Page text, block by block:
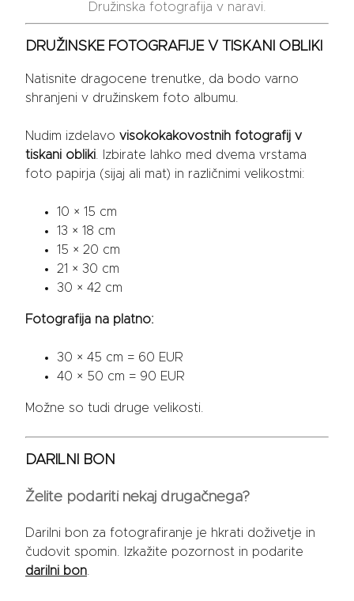
Družinska fotografija v naravi.
DRUŽINSKE FOTOGRAFIJE V TISKANI OBLIKI
Natisnite dragocene trenutke, da bodo varno
shranjeni v družinskem foto albumu.
Nudim izdelavo visokokakovostnih fotografij v
tiskani obliki. Izbirate lahko med dvema vrstama
foto papirja (sijaj ali mat) in različnimi velikostmi:
10 × 15 cm
13 × 18 cm
15 × 20 cm
21 × 30 cm
30 × 42 cm
Fotografija na platno:
30 × 45 cm = 60 EUR
40 × 50 cm = 90 EUR
Možne so tudi druge velikosti.
DARILNI BON
Želite podariti nekaj drugačnega?
Darilni bon za fotografiranje je hkrati doživetje in
čudovit spomin. Izkažite pozornost in podarite
darilni bon